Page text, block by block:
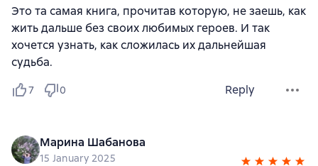
Это та самая книга, прочитав которую, не заешь, как
жить дальше без своих любимых героев. И так
хочется узнать, как сложилась их дальнейшая
судьба.
7 0 Reply
Марина Шабанова
15 January 2025